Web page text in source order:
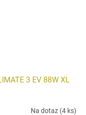
3 EV 88W XL
Na dotaz (4 ks)